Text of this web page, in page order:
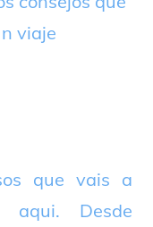
viaje
que vais a
aqui. Desde